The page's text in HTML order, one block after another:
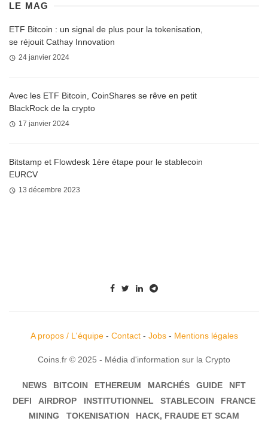
LE MAG
ETF Bitcoin : un signal de plus pour la tokenisation,
se réjouit Cathay Innovation
24 janvier 2024
Avec les ETF Bitcoin, CoinShares se rêve en petit
BlackRock de la crypto
17 janvier 2024
Bitstamp et Flowdesk 1ère étape pour le stablecoin
EURCV
13 décembre 2023
A propos / L'équipe- Contact- Jobs- Mentions légales
Coins.fr © 2025 - Média d'information sur la Crypto
NEWS BITCOIN ETHEREUM MARCHÉS GUIDE
NFT
DEFI
AIRDROP INSTITUTIONNEL STABLECOIN
FRANCE
MINING
TOKENISATION HACK, FRAUDE ET SCAM